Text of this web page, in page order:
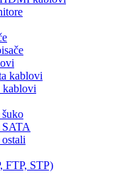
kablovi
kablovi
FTP, STP)